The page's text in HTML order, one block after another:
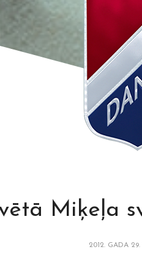
Miķeļa
2012. GADA 29.